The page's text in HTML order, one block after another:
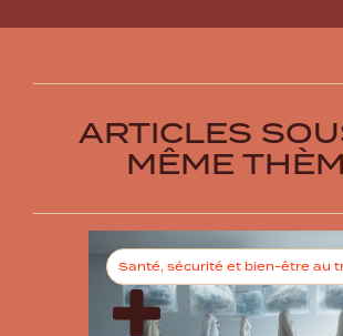
ARTICLES
MÊME
Santé, sécurité et bien-être au